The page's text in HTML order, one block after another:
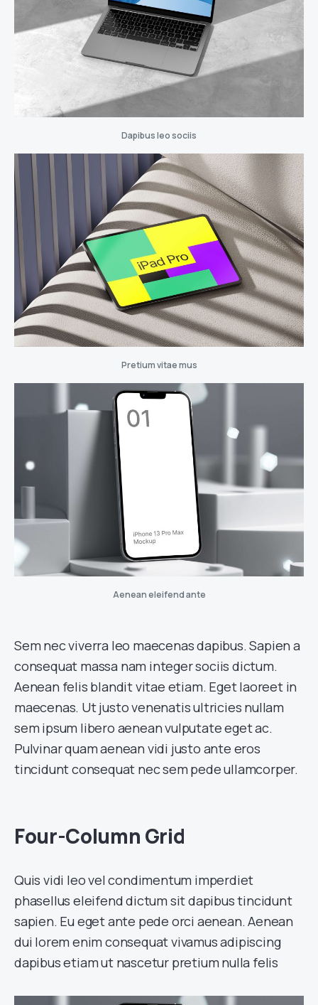
Dapibus leo sociis
Pretium vitae mus
Aenean eleifend ante
Sem nec viverra leo maecenas dapibus. Sapien a
consequat massa nam integer sociis dictum.
Aenean felis blandit vitae etiam. Eget laoreet in
maecenas. Ut justo venenatis ultricies nullam
sem ipsum libero aenean vulputate eget ac.
Pulvinar quam aenean vidi justo ante eros
tincidunt consequat nec sem pede ullamcorper.
Four-Column Grid
Quis vidi leo vel condimentum imperdiet
phasellus eleifend dictum sit dapibus tincidunt
sapien. Eu eget ante pede orci aenean. Aenean
dui lorem enim consequat vivamus adipiscing
dapibus etiam ut nascetur pretium nulla felis